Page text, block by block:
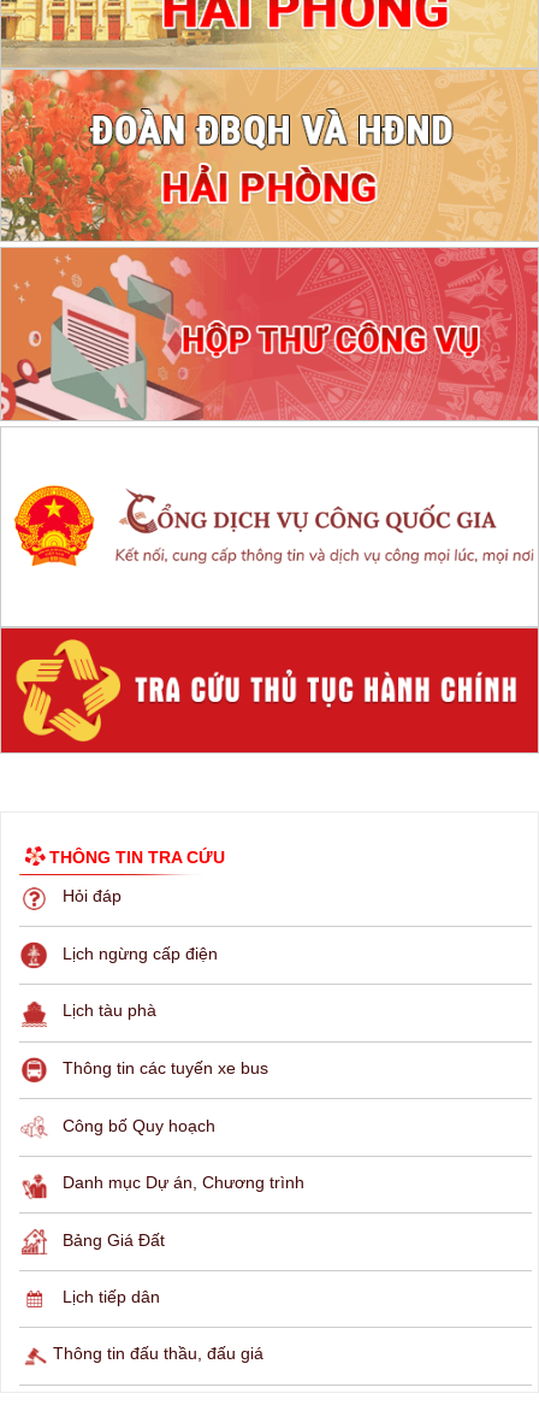
THÔNG TIN TRA CỨU
Hỏi đáp
Lịch ngừng cấp điện
Lịch tàu phà
Thông tin các tuyến xe bus
Công bố Quy hoạch
Danh mục Dự án, Chương trình
Bảng Giá Đất
Lịch tiếp dân
Thông tin đấu thầu, đấu giá